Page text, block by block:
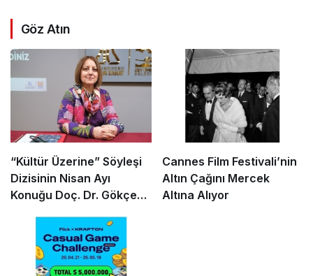
Göz Atın
“Kültür Üzerine” Söyleşi
Dizisinin Nisan Ayı
Konuğu Doç. Dr. Gökçe
Cannes Film Festivali’nin
Altın Çağını Mercek
Altına Alıyor